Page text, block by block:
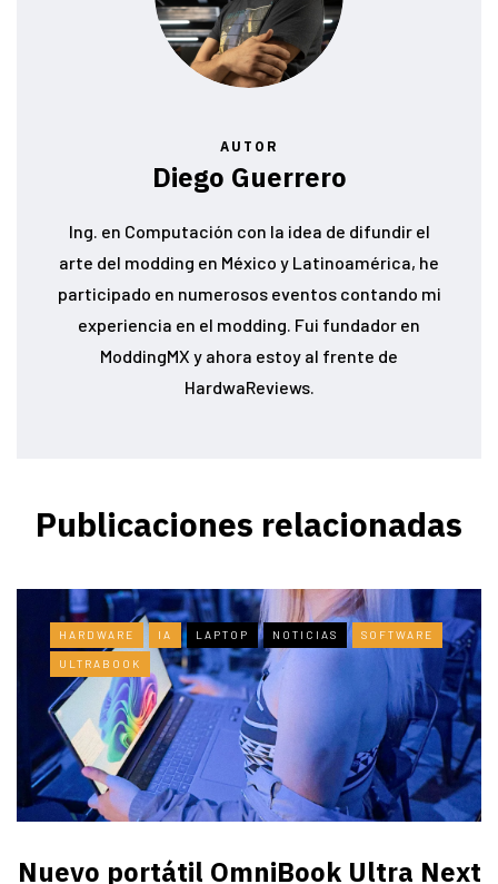
AUTOR
Diego Guerrero
Ing. en Computación con la idea de difundir el
arte del modding en México y Latinoamérica, he
participado en numerosos eventos contando mi
experiencia en el modding. Fui fundador en
ModdingMX y ahora estoy al frente de
HardwaReviews.
Publicaciones relacionadas
HARDWARE IA LAPTOP NOTICIAS SOFTWARE
ULTRABOOK
Nuevo portátil OmniBook Ultra ​Next